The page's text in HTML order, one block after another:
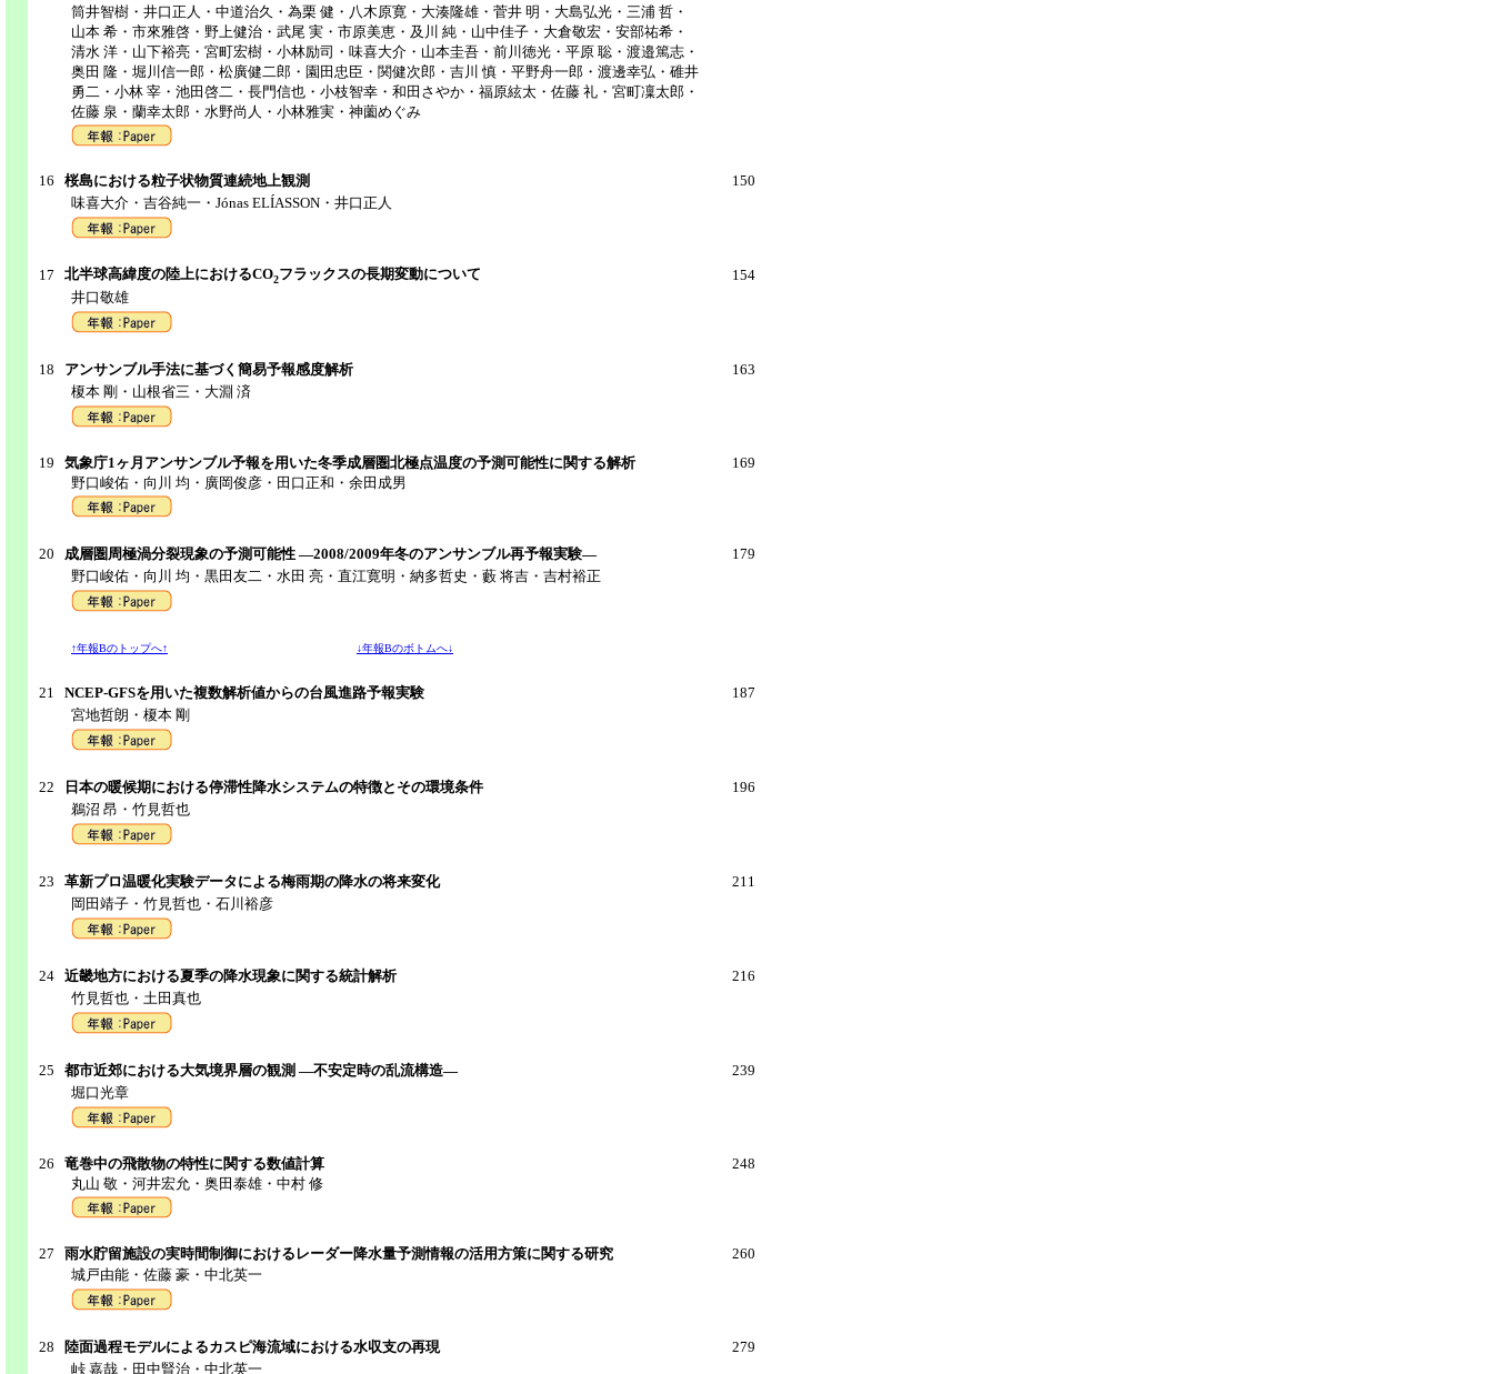
筒井智樹・井口正人・中道治久・為栗 健・八木原寛・大湊隆雄・菅井 明・大島弘光・三浦 哲・
山本 希・市來雅啓・野上健治・武尾 実・市原美恵・及川 純・山中佳子・大倉敬宏・安部祐希・
清水 洋・山下裕亮・宮町宏樹・小林励司・味喜大介・山本圭吾・前川徳光・平原 聡・渡邉篤志・
奥田 隆・堀川信一郎・松廣健二郎・園田忠臣・関健次郎・吉川 慎・平野舟一郎・渡邊幸弘・碓井
勇二・小林 宰・池田啓二・長門信也・小枝智幸・和田さやか・福原絃太・佐藤 礼・宮町凜太郎・
佐藤 泉・蘭幸太郎・水野尚人・小林雅実・神薗めぐみ
16 桜島における粒子状物質連続地上観測
150
味喜大介・吉谷純一・Jónas ELÍASSON・井口正人
17 北半球高緯度の陸上におけるCO2フラックスの長期変動について
154
井口敬雄
18 アンサンブル手法に基づく簡易予報感度解析
163
榎本 剛・山根省三・大淵 済
19 気象庁1ヶ月アンサンブル予報を用いた冬季成層圏北極点温度の予測可能性に関する解析
169
野口峻佑・向川 均・廣岡俊彦・田口正和・余田成男
20 成層圏周極渦分裂現象の予測可能性 ―2008/2009年冬のアンサンブル再予報実験―
179
野口峻佑・向川 均・黒田友二・水田 亮・直江寛明・納多哲史・藪 将吉・吉村裕正
↑年報Bのトップへ↑ ↓年報Bのボトムへ↓
21 NCEP-GFSを用いた複数解析値からの台風進路予報実験
187
宮地哲朗・榎本 剛
22 日本の暖候期における停滞性降水システムの特徴とその環境条件
196
鵜沼 昂・竹見哲也
23 革新プロ温暖化実験データによる梅雨期の降水の将来変化
211
岡田靖子・竹見哲也・石川裕彦
24 近畿地方における夏季の降水現象に関する統計解析
216
竹見哲也・土田真也
25 都市近郊における大気境界層の観測 ―不安定時の乱流構造―
239
堀口光章
26 竜巻中の飛散物の特性に関する数値計算
248
丸山 敬・河井宏允・奥田泰雄・中村 修
27 雨水貯留施設の実時間制御におけるレーダー降水量予測情報の活用方策に関する研究
260
城戸由能・佐藤 豪・中北英一
28 陸面過程モデルによるカスピ海流域における水収支の再現
279
峠 嘉哉・田中賢治・中北英一